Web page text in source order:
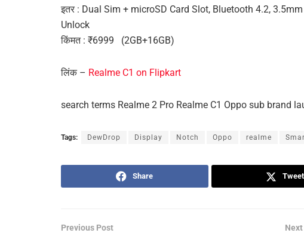
इतर : Dual Sim + microSD Card Slot, Bluetooth 4.2,
Unlock
किंमत : ₹6999 (2GB+16GB)
लिंक – Realme C1 on Flipkart
search terms Realme 2 Pro Realme C1 Oppo sub brand
Tags: DewDrop Display Notch Oppo realme
Share Tweet
Previous Post